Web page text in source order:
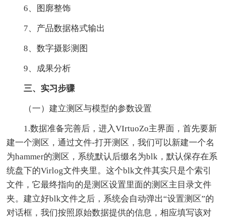
6、图廓整饰
7、产品数据格式输出
8、数字摄影测图
9、成果分析
三、实习步骤
（一）建立测区与模型的参数设置
1.数据准备完善后，进入VIrtuoZo主界面，首先要新
建一个测区，通过文件-打开测区，我们可以新建一个名
为hammer的测区，系统默认后缀名为blk，默认保存在系
统盘下的Virlog文件夹里。这个blk文件其实只是个索引
文件，它最终指向的是测区设置里面的测区主目录文件
夹。建立好blk文件之后，系统会自动弹出“设置测区”的
对话框，我们按照原始数据提供的信息，相应填写该对